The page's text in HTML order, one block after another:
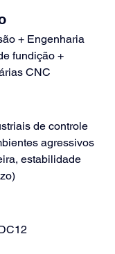
+ Engenharia
fundição +
CNC
de controle
agressivos
estabilidade